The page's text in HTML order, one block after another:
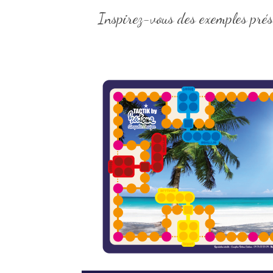
Inspirez-vous des exemples